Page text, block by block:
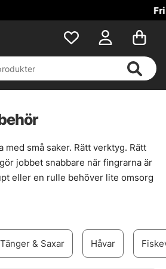
med små saker. Rätt verktyg. Rätt
jobbet snabbare när fingrarna är
eller en rulle behöver lite omsorg
håller ordning på vardagen kring
och utrustning. Det handlar inte om
som sparar tid, minskar strul och
Tänger & Saxar Håvar